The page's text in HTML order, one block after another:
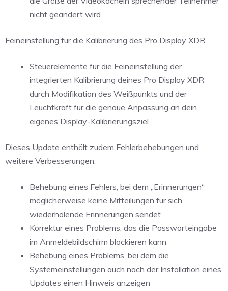
nicht geändert wird
Feineinstellung für die Kalibrierung des Pro Display XDR
Steuerelemente für die Feineinstellung der
integrierten Kalibrierung deines Pro Display XDR
durch Modifikation des Weißpunkts und der
Leuchtkraft für die genaue Anpassung an dein
eigenes Display-Kalibrierungsziel
Dieses Update enthält zudem Fehlerbehebungen und
weitere Verbesserungen.
Behebung eines Fehlers, bei dem „Erinnerungen“
möglicherweise keine Mitteilungen für sich
wiederholende Erinnerungen sendet
Korrektur eines Problems, das die Passworteingabe
im Anmeldebildschirm blockieren kann
Behebung eines Problems, bei dem die
Systemeinstellungen auch nach der Installation eines
Updates einen Hinweis anzeigen